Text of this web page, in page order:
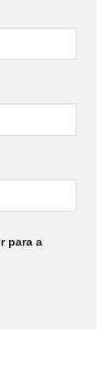
para a